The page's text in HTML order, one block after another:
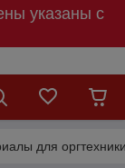
указаны c
для